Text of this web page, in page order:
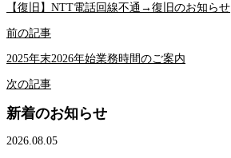
【復旧】NTT電話回線不通→復旧のお知らせ
前の記事
2025年末2026年始業務時間のご案内
次の記事
新着のお知らせ
2026.08.05